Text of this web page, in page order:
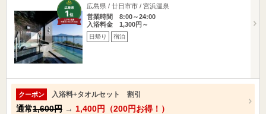
広島県 / 廿日市市 / 宮浜温泉
営業時間 8:00～24:00
入浴料金 1,300円～
日帰り 宿泊
クーポン 入浴料+タオルセット 割引
通常1,600円 → 1,400円（200円お得！）